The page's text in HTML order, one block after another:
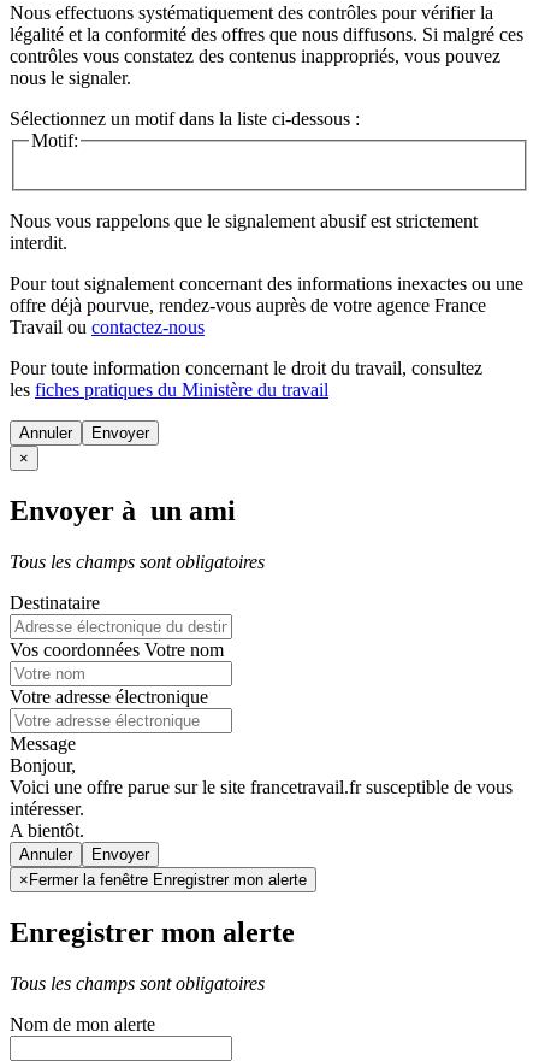
Nous effectuons systématiquement des contrôles pour vérifier la
légalité et la conformité des offres que nous diffusons. Si malgré ces
contrôles vous constatez des contenus inappropriés, vous pouvez
nous le signaler.
Sélectionnez un motif dans la liste ci-dessous :
Motif:
Nous vous rappelons que le signalement abusif est strictement
interdit.
Pour tout signalement concernant des informations inexactes ou une
offre déjà pourvue, rendez-vous auprès de votre agence France
Travail ou contactez-nous
Pour toute information concernant le droit du travail, consultez
les fiches pratiques du Ministère du travail
Annuler
×
Envoyer à un ami
Tous les champs sont obligatoires
Destinataire
Vos coordonnées Votre nom
Votre adresse électronique
Message
Bonjour,
Voici une offre parue sur le site francetravail.fr susceptible de vous
intéresser.
A bientôt.
Annuler
× Fermer la fenêtre Enregistrer mon alerte
Enregistrer mon alerte
Tous les champs sont obligatoires
Nom de mon alerte